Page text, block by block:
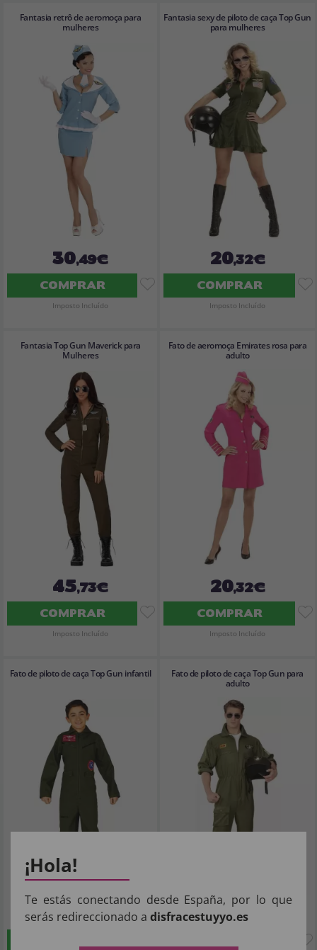
Fantasia retrô de aeromoça para
mulheres
30,49€
COMPRAR
Imposto Incluído
Fantasia sexy de piloto de caça Top Gun
para mulheres
20,32€
COMPRAR
Imposto Incluído
Fantasia Top Gun Maverick para
Mulheres
45,73€
COMPRAR
Imposto Incluído
Fato de aeromoça Emirates rosa para
adulto
20,32€
COMPRAR
Imposto Incluído
Fato de piloto de caça Top Gun infantil
18,29€
Fato de piloto de caça Top Gun para
adulto
27,44€
¡Hola!
Te estás conectando desde España, por lo que
serás redireccionado a disfracestuyyo.es